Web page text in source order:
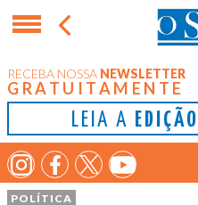
RECEBA NOSSA NEWSLETTER
GRATUITAMENTE
LEIA A EDIÇÃO
POLÍTICA